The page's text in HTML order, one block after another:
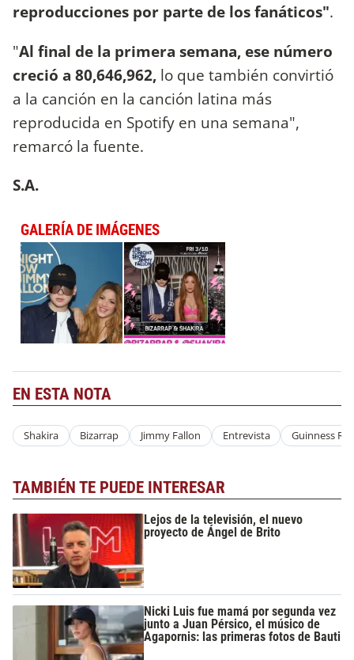
reproducciones por parte de los fanáticos".
"Al final de la primera semana, ese número
creció a 80,646,962, lo que también convirtió
a la canción en la canción latina más
reproducida en Spotify en una semana",
remarcó la fuente.
S.A.
GALERÍA DE IMÁGENES
EN ESTA NOTA
Shakira Bizarrap Jimmy Fallon Entrevista Guinness
TAMBIÉN TE PUEDE INTERESAR
Lejos de la televisión, el nuevo
proyecto de Ángel de Brito
Nicki Luis fue mamá por segunda vez
junto a Juan Pérsico, el músico de
Agapornis: las primeras fotos de Bauti